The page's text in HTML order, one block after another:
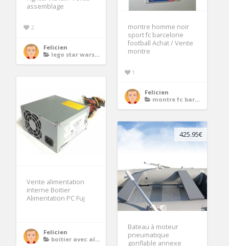
assemblage
2
Felicien
lego star wars 75049
montre homme noir
sport fc barcelone
football Achat / Vente
montre
1
Felicien
montre fc barcelone
Vente alimentation
interne Boitier
Alimentation PC Fuj
Felicien
boitier avec alimentation
425.95€
Bateau à moteur
pneumatique
gonflable annexe